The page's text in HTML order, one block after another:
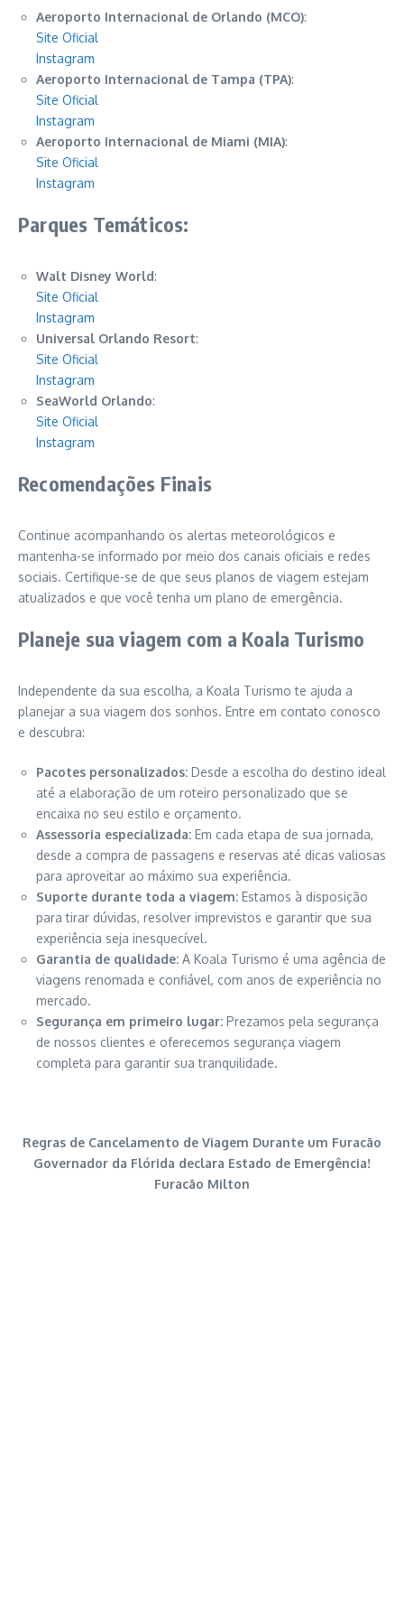
Aeroporto Internacional de Orlando (MCO):
Site Oficial
Instagram
Aeroporto Internacional de Tampa (TPA):
Site Oficial
Instagram
Aeroporto Internacional de Miami (MIA):
Site Oficial
Instagram
Parques Temáticos:
Walt Disney World:
Site Oficial
Instagram
Universal Orlando Resort:
Site Oficial
Instagram
SeaWorld Orlando:
Site Oficial
Instagram
Recomendações Finais
Continue acompanhando os alertas meteorológicos e
mantenha-se informado por meio dos canais oficiais e redes
sociais. Certifique-se de que seus planos de viagem estejam
atualizados e que você tenha um plano de emergência.
Planeje sua viagem com a Koala Turismo
Independente da sua escolha, a Koala Turismo te ajuda a
planejar a sua viagem dos sonhos. Entre em contato conosco
e descubra:
Pacotes personalizados: Desde a escolha do destino ideal
até a elaboração de um roteiro personalizado que se
encaixa no seu estilo e orçamento.
Assessoria especializada: Em cada etapa de sua jornada,
desde a compra de passagens e reservas até dicas valiosas
para aproveitar ao máximo sua experiência.
Suporte durante toda a viagem: Estamos à disposição
para tirar dúvidas, resolver imprevistos e garantir que sua
experiência seja inesquecível.
Garantia de qualidade: A Koala Turismo é uma agência de
viagens renomada e confiável, com anos de experiência no
mercado.
Segurança em primeiro lugar: Prezamos pela segurança
de nossos clientes e oferecemos segurança viagem
completa para garantir sua tranquilidade.
Regras de Cancelamento de Viagem Durante um Furacão
Governador da Flórida declara Estado de Emergência!
Furacão Milton